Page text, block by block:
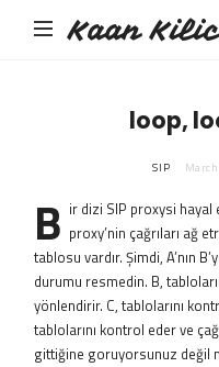
Kaan
loop,
SIP
B ir dizi SIP proxysi
proxy’nin çağrıları ağ
tablosu vardır. Şimdi, A’nın
durumu resmedin. B,
yönlendirir. C, tablolarını
tablolarını kontrol eder ve
gittiğine goruyorsunuz değil